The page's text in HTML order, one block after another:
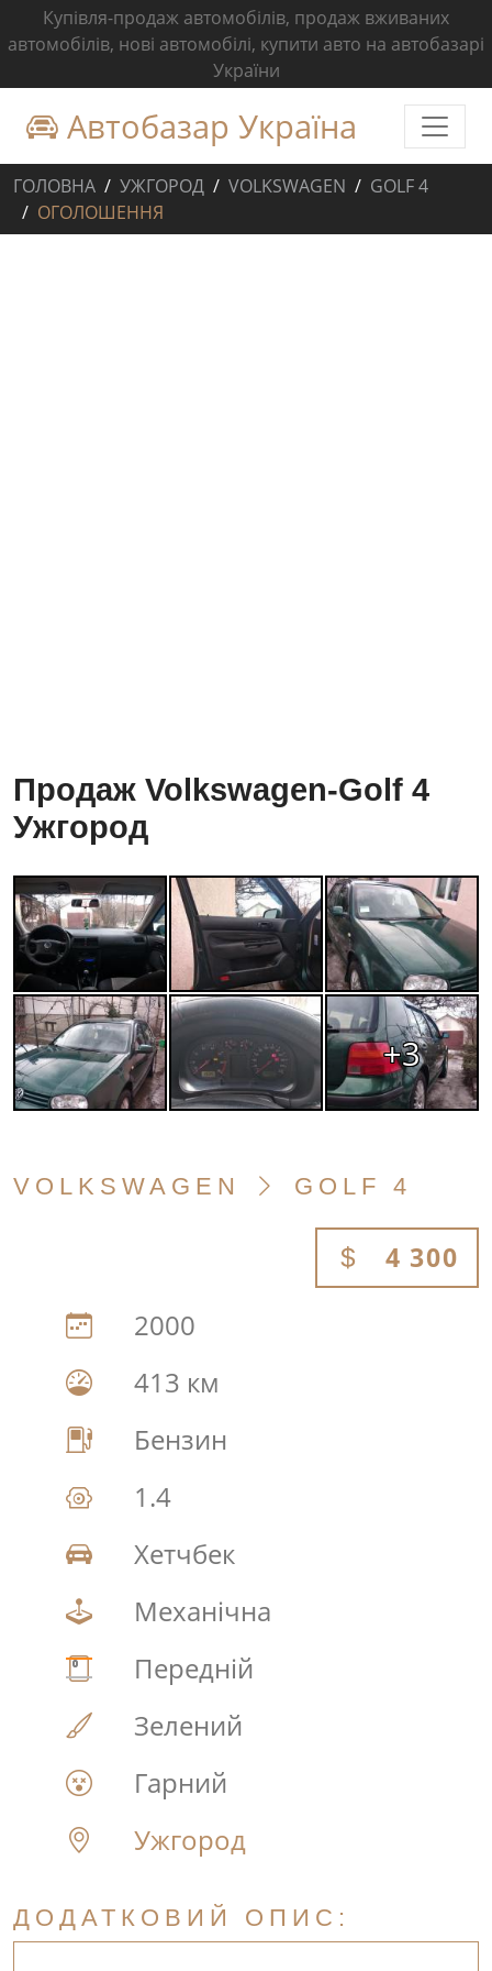
Купівля-продаж автомобілів, продаж вживаних
автомобілів, нові автомобілі, купити авто на автобазарі
України
Автобазар Україна
ГОЛОВНА УЖГОРОД VOLKSWAGEN
GOLF 4
ОГОЛОШЕННЯ
Продаж Volkswagen-Golf 4
Ужгород
+3
VOLKSWAGEN GOLF 4
4 300
2000
413 км
Бензин
1.4
Хетчбек
Механічна
Передній
Зелений
Гарний
Ужгород
ДОДАТКОВИЙ ОПИС: